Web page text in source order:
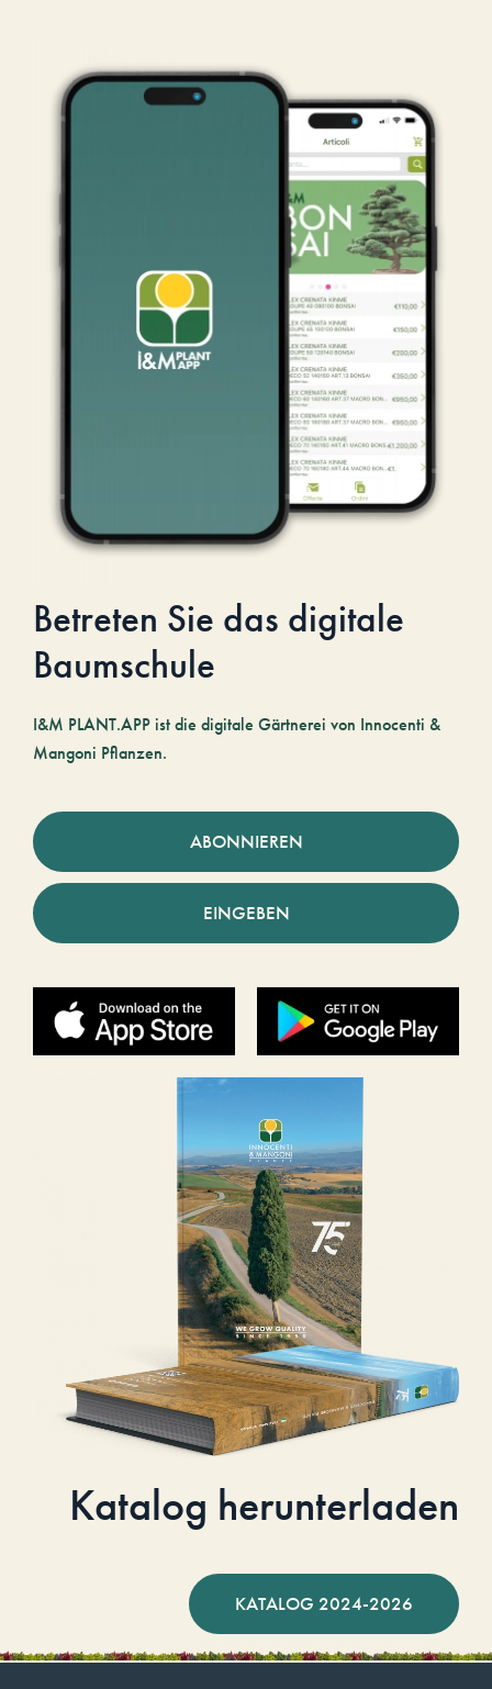
Betreten Sie das digitale
Baumschule
I&M PLANT.APP ist die digitale Gärtnerei von Innocenti &
Mangoni Pflanzen.
ABONNIEREN
EINGEBEN
Katalog herunterladen
KATALOG 2024-2026